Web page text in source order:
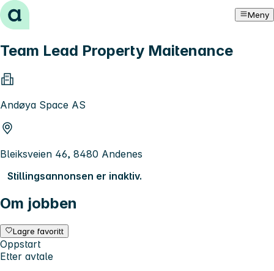
Hopp til innhold Meny
Team Lead Property Maitenance
Andøya Space AS
Bleiksveien 46, 8480 Andenes
Stillingsannonsen er inaktiv.
Om jobben
Lagre favoritt
Oppstart
Etter avtale